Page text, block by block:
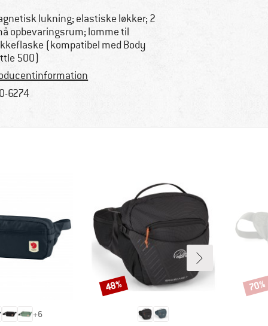
lukning; elastiske løkker; 2
opbevaringsrum; lomme til
(kompatibel med Body
500)
6274
+6
Rabat
48% Rabat
70%